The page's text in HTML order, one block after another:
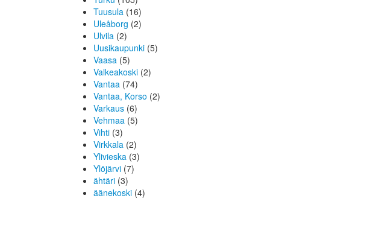
Tuusula (16)
Uleåborg (2)
Ulvila (2)
Uusikaupunki (5)
Vaasa (5)
Valkeakoski (2)
Vantaa (74)
Vantaa, Korso (2)
Varkaus (6)
Vehmaa (5)
Vihti (3)
Virkkala (2)
Ylivieska (3)
Ylöjärvi (7)
ähtäri (3)
äänekoski (4)